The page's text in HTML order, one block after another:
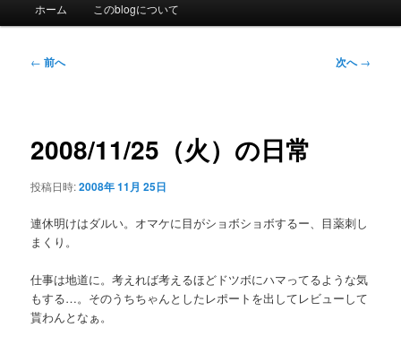
ホーム このblogについて
投
ー
ョ
← 前へ 次へ→
2008/11/25（火）の日常
投稿日時:2008年 11月 25日
連休明けはダルい。オマケに目がショボショボするー、目薬刺し
まくり。
仕事は地道に。考えれば考えるほどドツボにハマってるような気
もする…。そのうちちゃんとしたレポートを出してレビューして
貰わんとなぁ。